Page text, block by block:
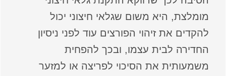
מומלצת, היא משום שגלאי חיצוני יכול
להקדים את זיהוי הפורצים עוד לפני ניסיון
החדירה לבית עצמו, ובכך להפחית
משמעותית את הסיכוי לפריצה או למזער